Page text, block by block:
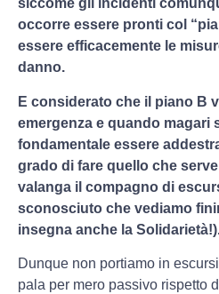
siccome gli incidenti
occorre essere pronti col
essere efficacemente le
danno.
E considerato che il piano B
emergenza e quando magari
fondamentale essere
grado di fare quello che
valanga il compagno di
sconosciuto che vediamo
insegna anche la
Dunque non portiamo in
pala per mero passivo rispetto